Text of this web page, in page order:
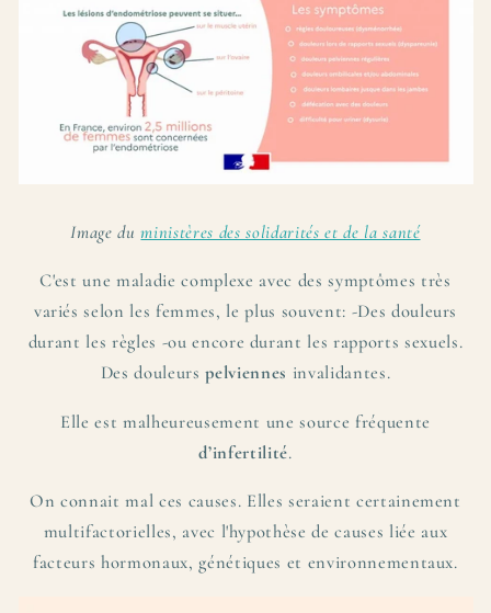
Image duministères des solidarités et de la santé
C'est une maladie complexe avec des symptômes très
variés selon les femmes, le plus souvent: -Des douleurs
durant les règles -ou encore durant les rapports sexuels.
Des douleurspelviennes invalidantes.
Elle est malheureusement une source fréquente
d’infertilité.
On connait mal ces causes. Elles seraient certainement
multifactorielles, avec l'hypothèse de causes liée aux
facteurs hormonaux, génétiques et environnementaux.